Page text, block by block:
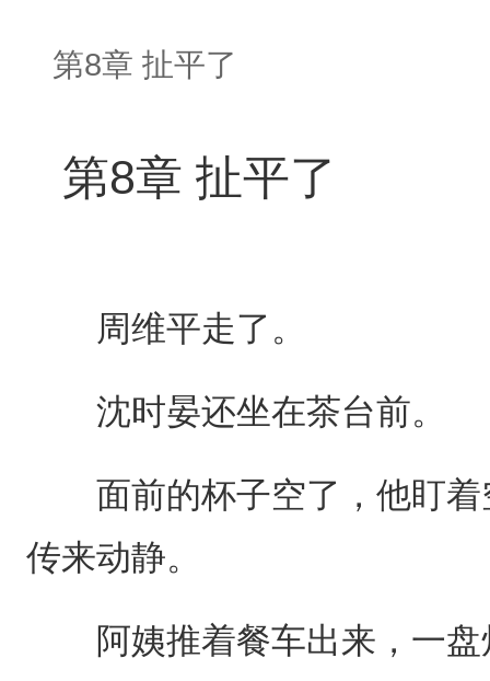
第8章 扯平了
第8章 扯平了
周维平走了。
沈时晏还坐在茶台前。
面前的杯子空了，他盯着
传来动静。
阿姨推着餐车出来，一盘